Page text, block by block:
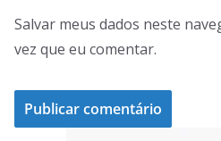
Salvar meus dados neste
vez que eu comentar.